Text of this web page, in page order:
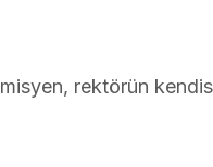
rektörün